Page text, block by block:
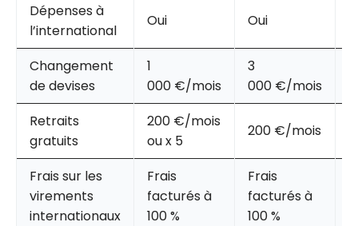
Dépenses à
l’international
Oui Oui
Changement
de devises
1
000 €/mois
3
000 €/mois
Retraits
gratuits
200 €/mois
ou x 5
200 €/mois
Frais sur les
virements
internationaux
Frais
facturés à
100 %
Frais
facturés à
100 %